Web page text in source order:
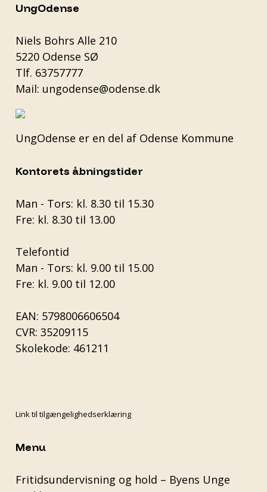
UngOdense
Niels Bohrs Alle 210
5220 Odense SØ
Tlf. 63757777
Mail: ungodense@odense.dk
UngOdense er en del af Odense Kommune
Kontorets åbningstider
Man - Tors: kl. 8.30 til 15.30
Fre: kl. 8.30 til 13.00
Telefontid
Man - Tors: kl. 9.00 til 15.00
Fre: kl. 9.00 til 12.00
EAN: 5798006606504
CVR: 35209115
Skolekode: 461211
Link til tilgængelighedserklæring
Menu
Fritidsundervisning og hold – Byens Unge